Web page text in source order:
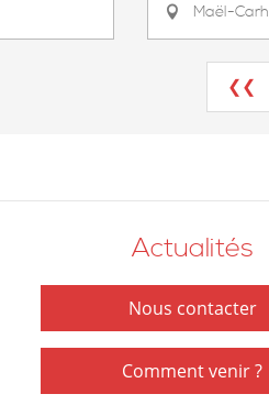
Maël-
❮❮
Actualités
Nous contacter
Comment venir ?